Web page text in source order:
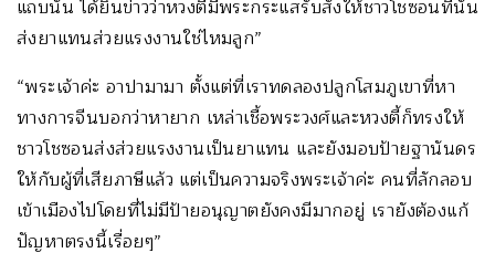
แถบนั้น ได้ยินข่าวว่าหวงตี้มีพระกระแสรับสั่งให้ชาวโชซอนที่นั่น
ส่งยาแทนส่วยแรงงานใช่ไหมลูก”
“พระเจ้าค่ะ อาปามามา ตั้งแต่ที่เราทดลองปลูกโสมภูเขาที่หา
ทางการจีนบอกว่าหายาก เหล่าเชื้อพระวงศ์และหวงตี้ก็ทรงให้
ชาวโชซอนส่งส่วยแรงงานเป็นยาแทน และยังมอบป้ายฐานันดร
ให้กับผู้ที่เสียภาษีแล้ว แต่เป็นความจริงพระเจ้าค่ะ คนที่ลักลอบ
เข้าเมืองไปโดยที่ไม่มีป้ายอนุญาตยังคงมีมากอยู่ เรายังต้องแก้
ปัญหาตรงนี้เรื่อยๆ”